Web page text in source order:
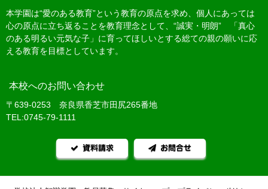
本学園は“愛のある教育”という教育の原点を求め、個人にあっては
心の原点に立ち返ることを教育理念として、“誠実・明朗” 「真心
のある明るい元気な子」に育ってほしいとする総ての親の願いに応
える教育を目標としています。
本校へのお問い合わせ
〒639-0253 奈良県香芝市田尻265番地
TEL:0745-79-1111
資料請求 お問合せ